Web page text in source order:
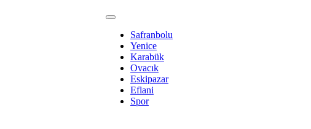
Safranbolu
Yenice
Karabük
Ovacık
Eskipazar
Eflani
Spor